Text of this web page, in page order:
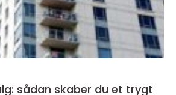
sådan skaber du et trygt